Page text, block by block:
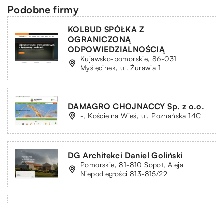
Podobne firmy
KOLBUD SPÓŁKA Z
OGRANICZONĄ
ODPOWIEDZIALNOŚCIĄ
Kujawsko-pomorskie, 86-031
Myślęcinek, ul. Żurawia 1
DAMAGRO CHOJNACCY Sp. z o.o.
-, Kościelna Wieś, ul. Poznańska 14C
DG Architekci Daniel Goliński
Pomorskie, 81-810 Sopot, Aleja
Niepodległości 813-815/22